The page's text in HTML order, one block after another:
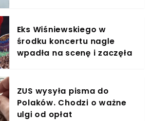
Eks Wiśniewskiego w
środku koncertu nagle
wpadła na scenę i zaczęła
ZUS wysyła pisma do
Polaków. Chodzi o ważne
ulgi od opłat